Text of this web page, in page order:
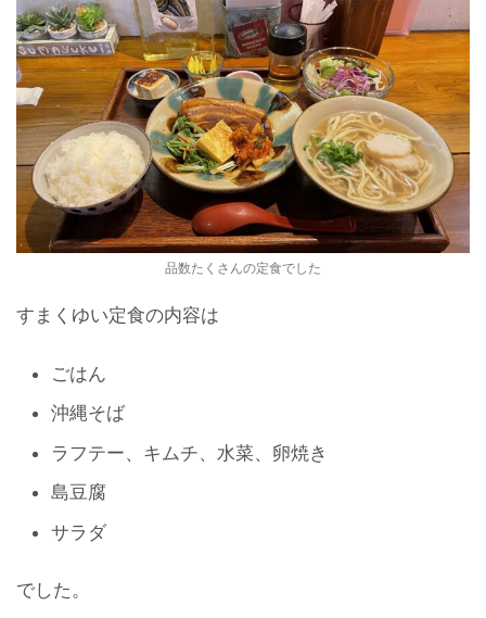
品数たくさんの定食でした
すまくゆい定食の内容は
ごはん
沖縄そば
ラフテー、キムチ、水菜、卵焼き
島豆腐
サラダ
でした。